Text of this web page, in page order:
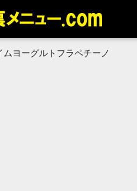
ヨーグルトフラペチーノ